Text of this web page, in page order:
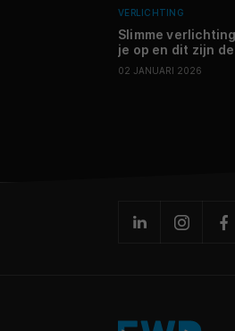
VERLICHTING
Slimme
je op en dit zijn
02 JANUARI 2026